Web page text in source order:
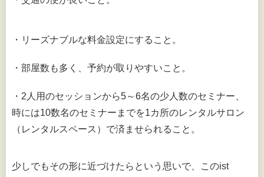
・リーズナブルな料金設定にすること。
・部屋数も多く、予約が取りやすいこと。
・2人用のセッションから5～6名の少人数のセミナー、
時には10数名のセミナーまでを1カ所のレンタルサロン
（レンタルスペース）で済ませられること。
少しでもその形に近づけたらという思いで、このist